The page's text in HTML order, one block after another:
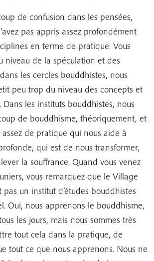
de confusion dans les pensées,
pas appris assez profondément
en terme de pratique. Vous
niveau de la spéculation et des
les cercles bouddhistes, nous
peu trop du niveau des concepts et
les instituts bouddhistes, nous
de bouddhisme, théoriquement, et
assez de pratique qui nous aide à
qui est de nous transformer,
la souffrance. Quand vous venez
vous remarquez que le Village
pas un institut d’études bouddhistes
Oui, nous apprenons le bouddhisme,
les jours, mais nous sommes très
tout cela dans la pratique, de
tout ce que nous apprenons. Nous ne